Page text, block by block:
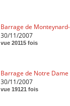
Barrage de
30/11/2007
vue 20115 fois
Barrage de Notre
30/11/2007
vue 19121 fois